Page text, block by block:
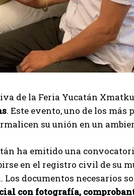
de la Feria Yucatán
. Este evento, uno de los más
su unión en un
ha emitido una
en el registro civil de su
documentos necesarios
con fotografía,